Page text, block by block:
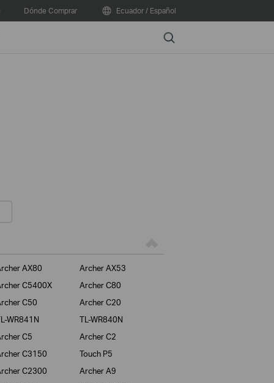
Dónde Comprar Ecuador / Español
Search
AX80
Archer AX53
C5400X
Archer C80
C50
Archer C20
WR841N
TL-WR840N
C5
Archer C2
C3150
Touch P5
C2300
Archer A9